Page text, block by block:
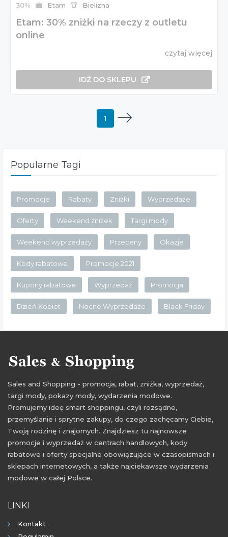
30% Etam Bielizna
Etam: 30% zniżki na rzeczy z outletu
online
czytaj więcej
IDŹ DO SKLEPU
1
Popularne Tagi
Promocje Rabaty Zniżki Wyprzedaże
Oferty Weekend zniżek Targi mody
Weekend wyprzedaży Przeceny Okazje
Kody rabatowe Promocje 2021
Kupony rabatowe Wyprzedaż Promocja
Dzień Kobiet Nocne Wyprzedaże Black Friday
Sales and Shopping - promocja, rabat, zniżka, wyprzedaż,
targi mody, pokazy mody, wydarzenia modowe.
Promujemy ideę smart shoppingu, czyli rozsądne,
przemyślanie i sprytne zakupy, do czego zachęcamy Ciebie,
Twoją rodzinę i znajomych. Znajdziesz tu najnowsze
promocje i wyprzedaż w centrach handlowych, kody
rabatowe i oferty specjalne obowiązujące w czasopismach i
sklepach internetowych, a także najciekawsze wydarzenia
modowe w całej Polsce.
LINKI
Kontakt